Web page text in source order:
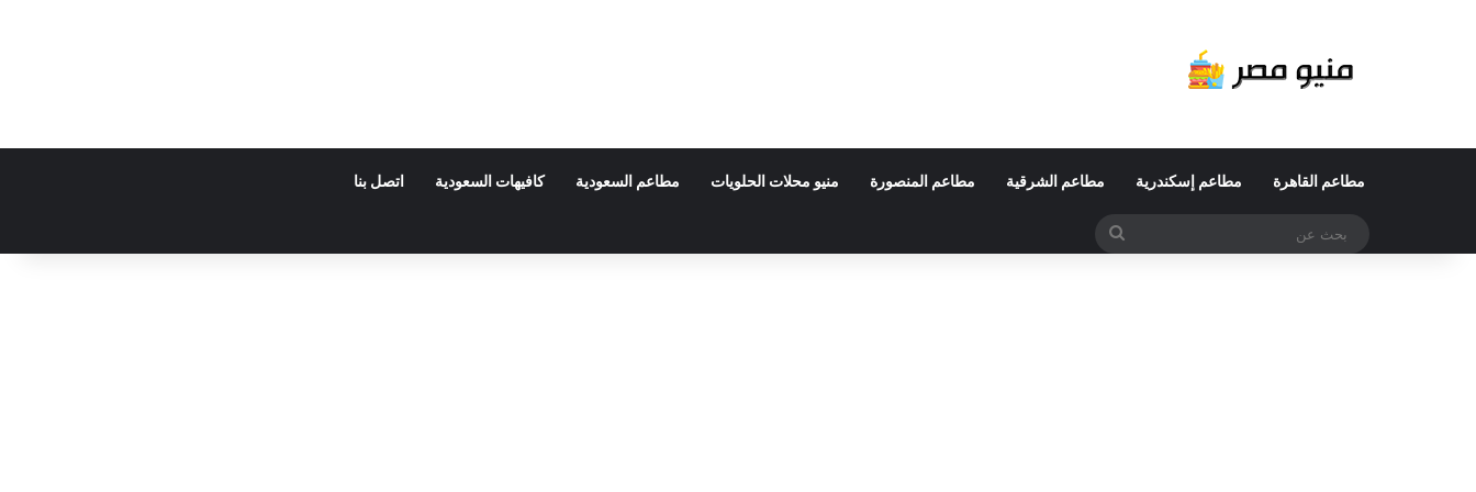
مطاعم القاهرة مطاعم إسكندرية مطاعم الشرقية مطاعم المنصورة منيو محلات الحلويات مطاعم السعودية كافيهات السعودية اتصل بنا